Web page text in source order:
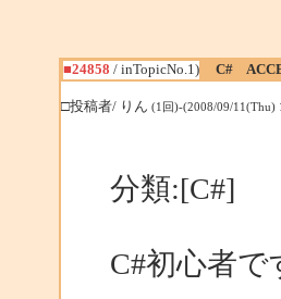
■24858 / inTopicNo.1) C#
□投稿者/ りん (1回)-(2008/09/11(Thu)
分類:[C#]
C#初心者で